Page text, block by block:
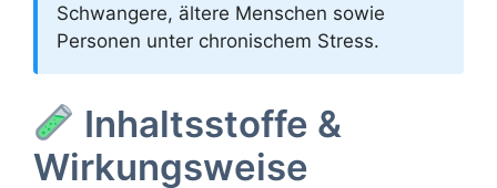
Schwangere, ältere Menschen sowie
Personen unter chronischem Stress.
Inhaltsstoffe &
Wirkungsweise